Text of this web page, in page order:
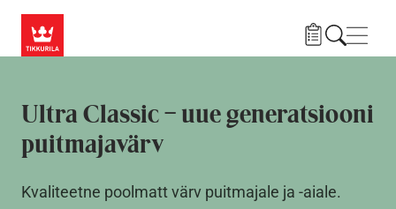
Ultra Classic – uue generatsiooni
puitmajavärv
Kvaliteetne poolmatt värv puitmajale ja -aiale.